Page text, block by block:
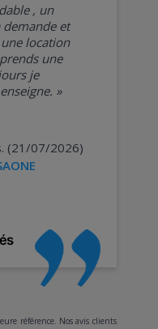
, un
et
location
je
»
(21/07/2026)
référence. Nos avis clients